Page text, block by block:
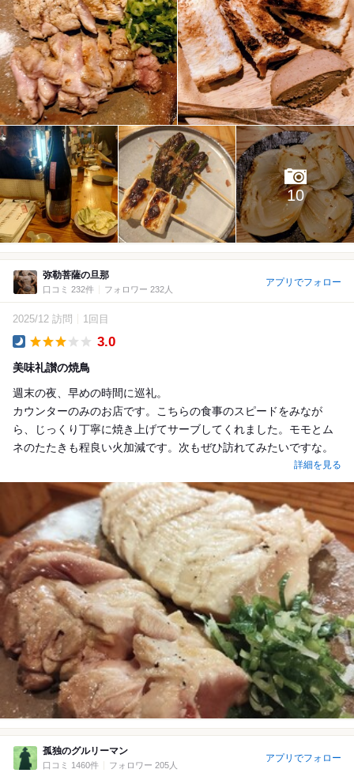
10
弥勒菩薩の旦那
口コミ 232件 フォロワー 232人
アプリでフォロー
2025/12 訪問 1回目
3.0
美味礼讃の焼鳥
週末の夜、早めの時間に巡礼。
カウンターのみのお店です。こちらの食事のスピードをみなが
ら、じっくり丁寧に焼き上げてサーブしてくれました。モモとム
ネのたたきも程良い火加減です。次もぜひ訪れてみたいですな。
詳細を見る
孤独のグルリーマン
口コミ 1460件 フォロワー 205人
アプリでフォロー